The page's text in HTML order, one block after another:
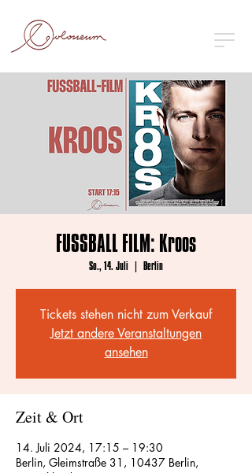
FUSSBALL FILM: Kroos
So., 14. Juli
  |
Berlin
Tickets stehen nicht zum Verkauf
Jetzt andere Veranstaltungen
ansehen
Zeit & Ort
14. Juli 2024, 17:15 – 19:30
Berlin, Gleimstraße 31, 10437 Berlin,